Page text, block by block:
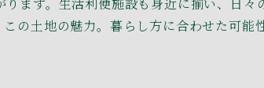
の土地の魅力。暮らし方に合わせた可能